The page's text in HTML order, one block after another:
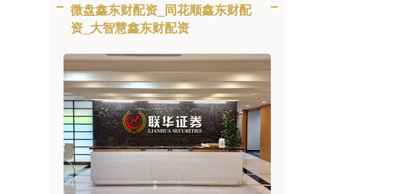
微盘鑫东财配资_同花顺鑫东财配
资_大智慧鑫东财配资